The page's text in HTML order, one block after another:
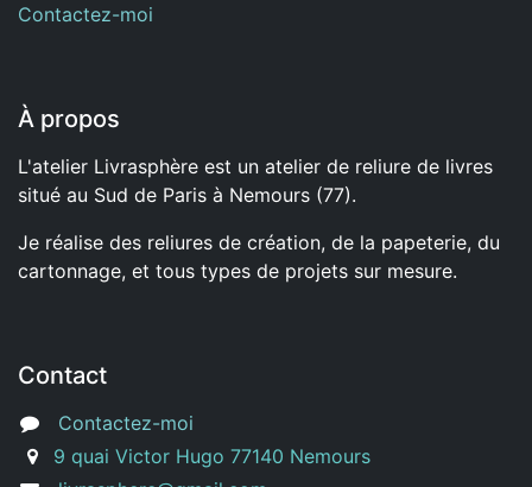
Contactez-moi
À propos
L'atelier Livrasphère est un atelier de reliure de livres
situé au Sud de Paris à Nemours (77).
Je réalise des reliures de création, de la papeterie, du
cartonnage, et tous types de projets sur mesure.
Contact
Contactez-moi
9 quai Victor Hugo 77140 Nemours